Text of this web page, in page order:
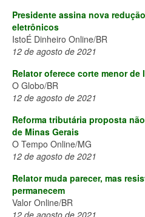
Presidente assina nova
eletrônicos
IstoÉ Dinheiro Online/BR
12 de agosto de 2021
Relator oferece corte menor de
O Globo/BR
12 de agosto de 2021
Reforma tributária proposta
de Minas Gerais
O Tempo Online/MG
12 de agosto de 2021
Relator muda parecer, mas
permanecem
Valor Online/BR